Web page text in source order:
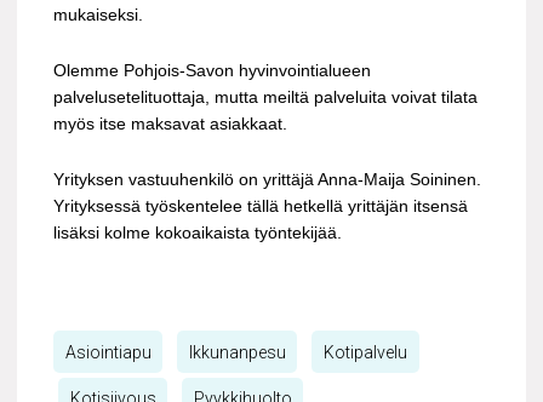
mukaiseksi.
Olemme Pohjois-Savon hyvinvointialueen
palvelusetelituottaja, mutta meiltä palveluita voivat tilata
myös itse maksavat asiakkaat.
Yrityksen vastuuhenkilö on yrittäjä Anna-Maija Soininen.
Yrityksessä työskentelee tällä hetkellä yrittäjän itsensä
lisäksi kolme kokoaikaista työntekijää.
Asiointiapu Ikkunanpesu Kotipalvelu